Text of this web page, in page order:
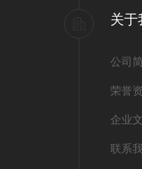
关于
公司
荣誉
企业
联系